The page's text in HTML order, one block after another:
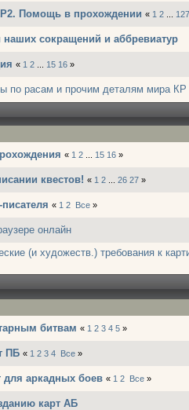
Помощь в прохождении « 1 2 127
сокращений и аббревиатур
« 1 2 15 16 »
по расам и прочим деталям мира КР
« 1 2 15 16 »
квестов! « 1 2 26 27 »
« 1 2 Все »
онлайн
(и художеств.) требования к
битвам « 1 2 3 4 5 »
ПБ « 1 2 3 4 Все »
для аркадных боев « 1 2 Все »
карт АБ